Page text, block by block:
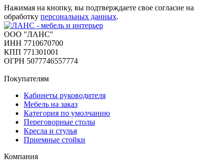
Нажимая на кнопку, вы подтверждаете свое согласие на
обработку персональных данных.
ООО "ЛАНС"
ИНН 7710670700
КПП 771301001
ОГРН 5077746557774
Покупателям
Кабинеты руководителя
Мебель на заказ
Категория по умолчанию
Переговорные столы
Кресла и стулья
Приемные стойки
Компания